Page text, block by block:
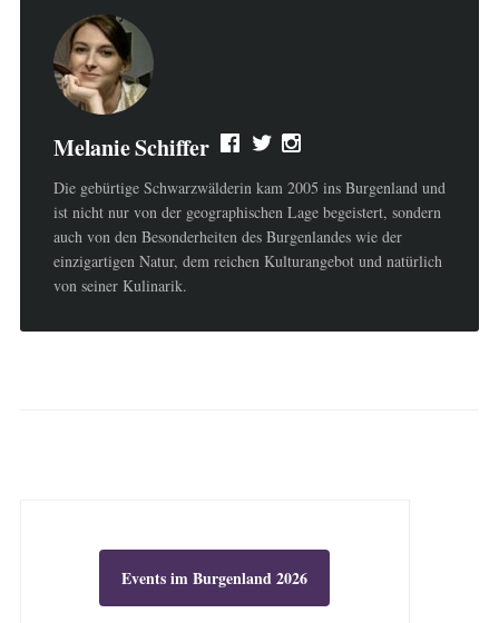
Melanie Schiffer
Die gebürtige Schwarzwälderin kam 2005 ins Burgenland und
ist nicht nur von der geographischen Lage begeistert, sondern
auch von den Besonderheiten des Burgenlandes wie der
einzigartigen Natur, dem reichen Kulturangebot und natürlich
von seiner Kulinarik.
Events im Burgenland 2026